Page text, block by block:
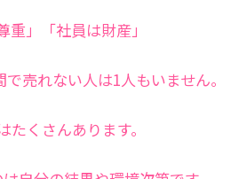
重」「社員は財産」
売れない人は1人もいません。
たくさんあります。